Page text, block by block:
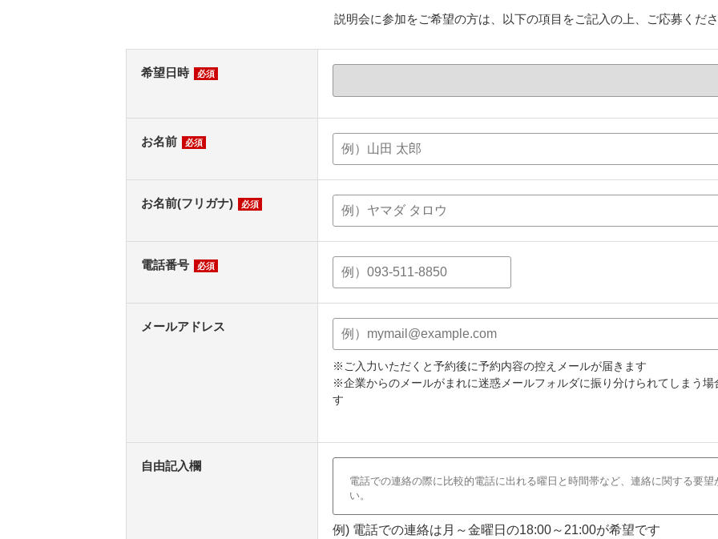
説明会に参加をご希望の方は、以下の項目をご記入の上、ご応募くだ
希望日時 必須
お名前 必須
お名前(フリガナ) 必須
電話番号 必須
メールアドレス
※ご入力いただくと予約後に予約内容の控えメールが届きます
※企業からのメールがまれに迷惑メールフォルダに振り分けられてしまう
す
自由記入欄
例) 電話での連絡は月～金曜日の18:00～21:00が希望です